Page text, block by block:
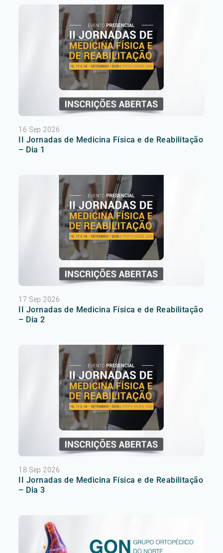
16 Sep 2026
II Jornadas de Medicina Física e de Reabilitação
– Dia 1
17 Sep 2026
II Jornadas de Medicina Física e de Reabilitação
– Dia 2
18 Sep 2026
II Jornadas de Medicina Física e de Reabilitação
– Dia 3